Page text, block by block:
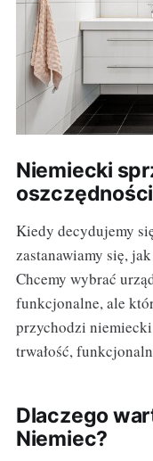
Niemiecki
oszczędności
Kiedy decydujemy
zastanawiamy się,
Chcemy wybrać
funkcjonalne, ale
przychodzi
trwałość,
Dlaczego
Niemiec?